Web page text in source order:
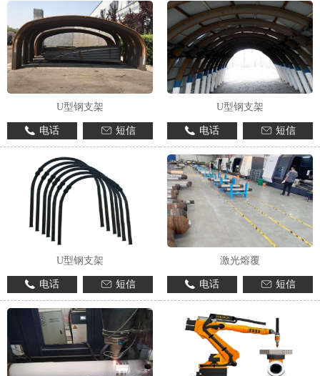
U型钢支架
电话 短信
U型钢支架
电话 短信
U型钢支架
电话 短信
激光熔覆
电话 短信